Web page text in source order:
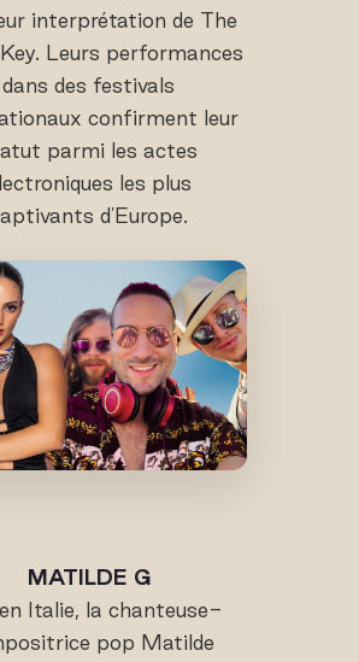
interprétation de The
Leurs performances
dans des festivals
confirment leur
parmi les actes
les plus
d'Europe.
MATILDE G
Italie, la chanteuse-
pop Matilde